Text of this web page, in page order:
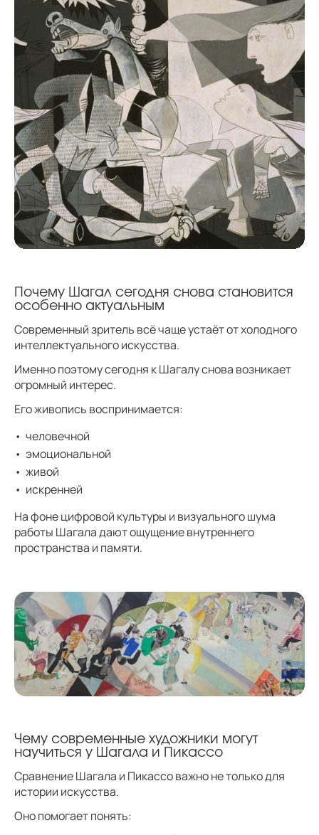
Почему Шагал сегодня снова становится
особенно актуальным
Современный зритель всё чаще устаёт от холодного
интеллектуального искусства.
Именно поэтому сегодня к Шагалу снова возникает
огромный интерес.
Его живопись воспринимается:
человечной
эмоциональной
живой
искренней
На фоне цифровой культуры и визуального шума
работы Шагала дают ощущение внутреннего
пространства и памяти.
Чему современные художники могут
научиться у Шагала и Пикассо
Сравнение Шагала и Пикассо важно не только для
истории искусства.
Оно помогает понять: